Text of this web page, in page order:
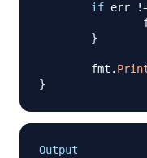
if err
}
	fmt
.
}
Output